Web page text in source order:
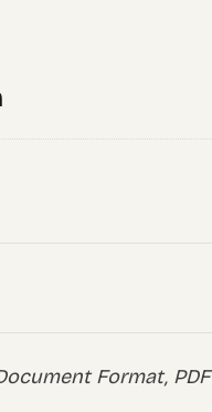
Format, PDF